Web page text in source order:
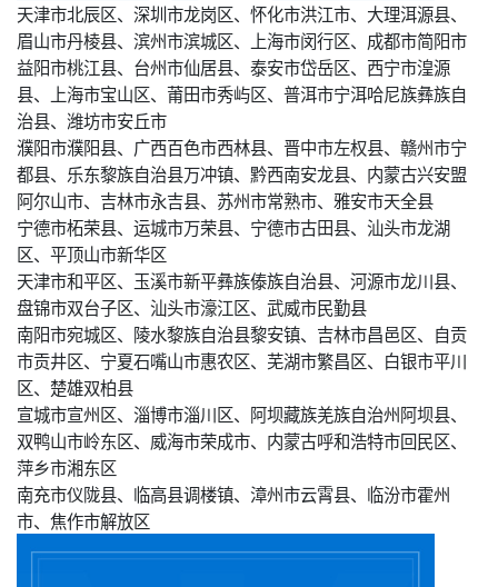
天津市北辰区、深圳市龙岗区、怀化市洪江市、大理洱源县、
眉山市丹棱县、滨州市滨城区、上海市闵行区、成都市简阳市
益阳市桃江县、台州市仙居县、泰安市岱岳区、西宁市湟源
县、上海市宝山区、莆田市秀屿区、普洱市宁洱哈尼族彝族自
治县、潍坊市安丘市
濮阳市濮阳县、广西百色市西林县、晋中市左权县、赣州市宁
都县、乐东黎族自治县万冲镇、黔西南安龙县、内蒙古兴安盟
阿尔山市、吉林市永吉县、苏州市常熟市、雅安市天全县
宁德市柘荣县、运城市万荣县、宁德市古田县、汕头市龙湖
区、平顶山市新华区
天津市和平区、玉溪市新平彝族傣族自治县、河源市龙川县、
盘锦市双台子区、汕头市濠江区、武威市民勤县
南阳市宛城区、陵水黎族自治县黎安镇、吉林市昌邑区、自贡
市贡井区、宁夏石嘴山市惠农区、芜湖市繁昌区、白银市平川
区、楚雄双柏县
宣城市宣州区、淄博市淄川区、阿坝藏族羌族自治州阿坝县、
双鸭山市岭东区、威海市荣成市、内蒙古呼和浩特市回民区、
萍乡市湘东区
南充市仪陇县、临高县调楼镇、漳州市云霄县、临汾市霍州
市、焦作市解放区